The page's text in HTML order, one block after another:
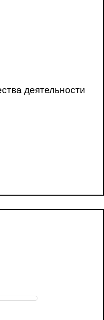
деятельности